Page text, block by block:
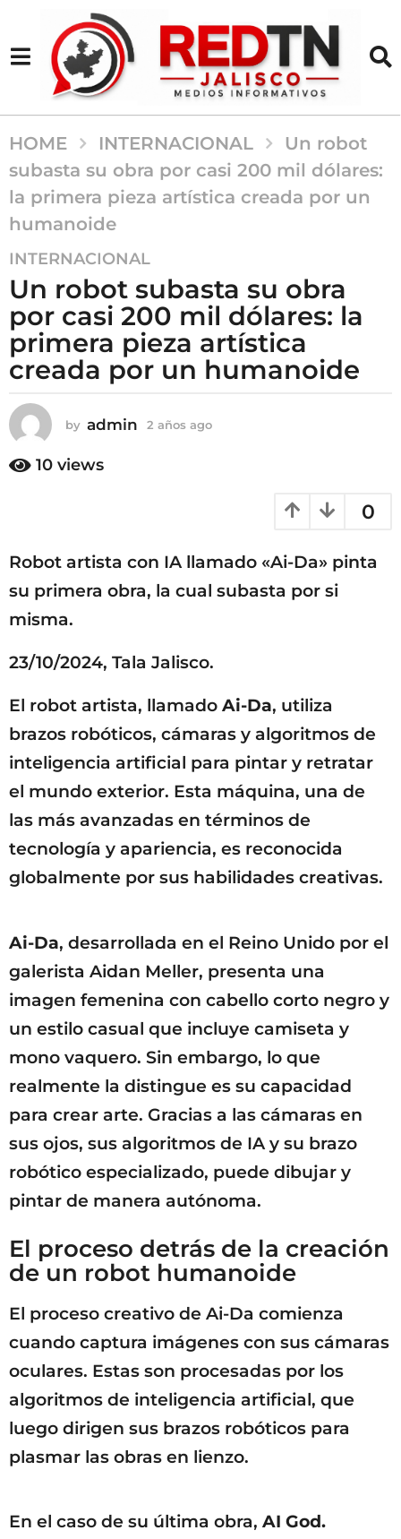
HOME INTERNACIONAL
Un robot
subasta su obra por casi 200 mil dólares:
la primera pieza artística creada por un
humanoide
2
a
ñ
o
s
a
g
o
2
ñ
g
INTERNACIONAL
Un robot subasta su obra
por casi 200 mil dólares: la
primera pieza artística
creada por un humanoide
by admin 2 años ago
10 views
0
Robot artista con IA llamado «Ai-Da» pinta
su primera obra, la cual subasta por si
misma.
23/10/2024, Tala Jalisco.
El robot artista, llamado Ai-Da, utiliza
brazos robóticos, cámaras y algoritmos de
inteligencia artificial para pintar y retratar
el mundo exterior. Esta máquina, una de
las más avanzadas en términos de
tecnología y apariencia, es reconocida
globalmente por sus habilidades creativas.
Ai-Da, desarrollada en el Reino Unido por el
galerista Aidan Meller, presenta una
imagen femenina con cabello corto negro y
un estilo casual que incluye camiseta y
mono vaquero. Sin embargo, lo que
realmente la distingue es su capacidad
para crear arte. Gracias a las cámaras en
sus ojos, sus algoritmos de IA y su brazo
robótico especializado, puede dibujar y
pintar de manera autónoma.
El proceso detrás de la creación
de un robot humanoide
El proceso creativo de Ai-Da comienza
cuando captura imágenes con sus cámaras
oculares. Estas son procesadas por los
algoritmos de inteligencia artificial, que
luego dirigen sus brazos robóticos para
plasmar las obras en lienzo.
En el caso de su última obra, AI God.